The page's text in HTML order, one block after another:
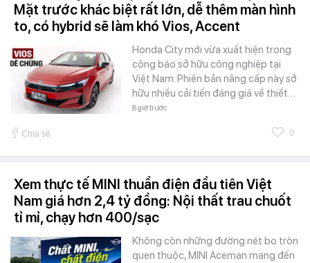
Mặt trước khác biệt rất lớn, dễ thêm màn hình
to, có hybrid sẽ làm khó Vios, Accent
Honda City mới vừa xuất hiện trong
công báo sở hữu công nghiệp tại
Việt Nam. Phiên bản nâng cấp này sở
hữu nhiều cải tiến đáng giá về thiết…
8 giờ trước
Chia sẻ 0
Xem thực tế MINI thuần điện đầu tiên Việt
Nam giá hơn 2,4 tỷ đồng: Nội thất trau chuốt
tỉ mỉ, chạy hơn 400/sạc
Không còn những đường nét bo tròn
quen thuộc, MINI Aceman mang đến